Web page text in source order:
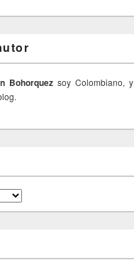
Bohorquez soy Colombiano, y